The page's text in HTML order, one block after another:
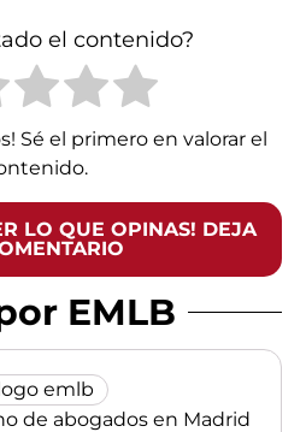
el contenido?
Sé el primero en valorar el
LO QUE OPINAS! DEJA
EMLB
de abogados en Madrid